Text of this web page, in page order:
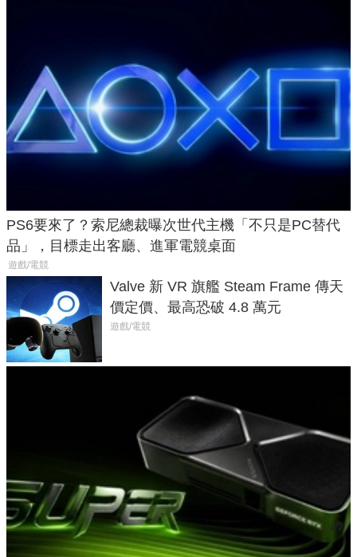
PS6要來了？索尼總裁曝次世代主機「不只是PC替代
品」，目標走出客廳、進軍電競桌面
遊戲/電競
Valve 新 VR 旗艦 Steam Frame 傳天
價定價、最高恐破 4.8 萬元
遊戲/電競